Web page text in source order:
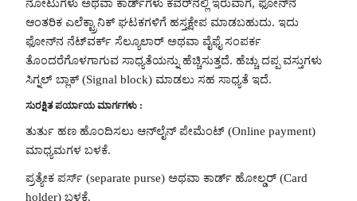
ನೋಟುಗಳು ಅಥವಾ ಕಾರ್ಡ್‌ಗಳು ಕವರ್‌ನಲ್ಲಿ ಇರುವಾಗ, ಫೋನ್‌ನ
ಆಂತರಿಕ ಎಲೆಕ್ಟ್ರಾನಿಕ್ ಘಟಕಗಳಿಗೆ ಹಸ್ತಕ್ಷೇಪ ಮಾಡಬಹುದು. ಇದು
ಫೋನ್‌ನ ನೆಟ್‌ವರ್ಕ್ ಸೆಲ್ಯೂಲಾರ್ ಅಥವಾ ವೈಫೈ ಸಂಪರ್ಕ
ತೊಂದರೆಗೊಳಗಾಗುವ ಸಾಧ್ಯತೆಯನ್ನು ಹೆಚ್ಚಿಸುತ್ತದೆ. ಹೆಚ್ಚು ದಪ್ಪ ವಸ್ತುಗಳು
ಸಿಗ್ನಲ್ ಬ್ಲಾಕ್ (Signal block) ಮಾಡಲು ಸಹ ಸಾಧ್ಯತೆ ಇದೆ.
ಸುರಕ್ಷಿತ ಪರ್ಯಾಯ ಮಾರ್ಗಗಳು :
ತುರ್ತು ಹಣ ಹೊಂದಿಸಲು ಆನ್‌ಲೈನ್ ಪೇಮೆಂಟ್ (Online payment)
ಮಾಧ್ಯಮಗಳ ಬಳಕೆ.
ಪ್ರತ್ಯೇಕ ಪರ್ಸ್ (separate purse) ಅಥವಾ ಕಾರ್ಡ್ ಹೋಲ್ಡರ್ (Card
holder) ಬಳಕೆ.